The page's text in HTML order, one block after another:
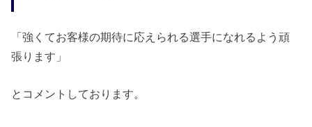
「強くてお客様の期待に応えられる選手になれるよう頑
張ります」
とコメントしております。